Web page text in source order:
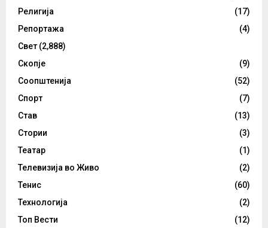
Религија
(17)
Репортажа
(4)
Свет (2,888)
Скопје
(9)
Соопштенија
(52)
Спорт
(7)
Став
(13)
Стории
(3)
Театар
(1)
Телевизија во Живо
(2)
Тенис
(60)
Технологија
(2)
Топ Вести
(12)